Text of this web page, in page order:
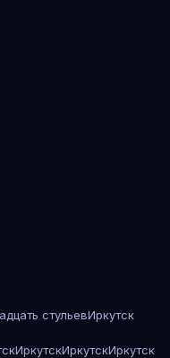
стульевИркутск
ИркутскИркутскИркутск